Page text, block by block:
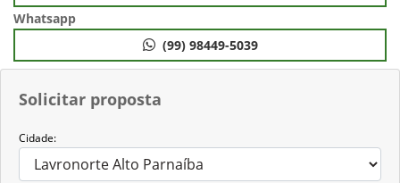
Solicitar proposta
Cidade:
Whatsapp
(99) 98449-5039